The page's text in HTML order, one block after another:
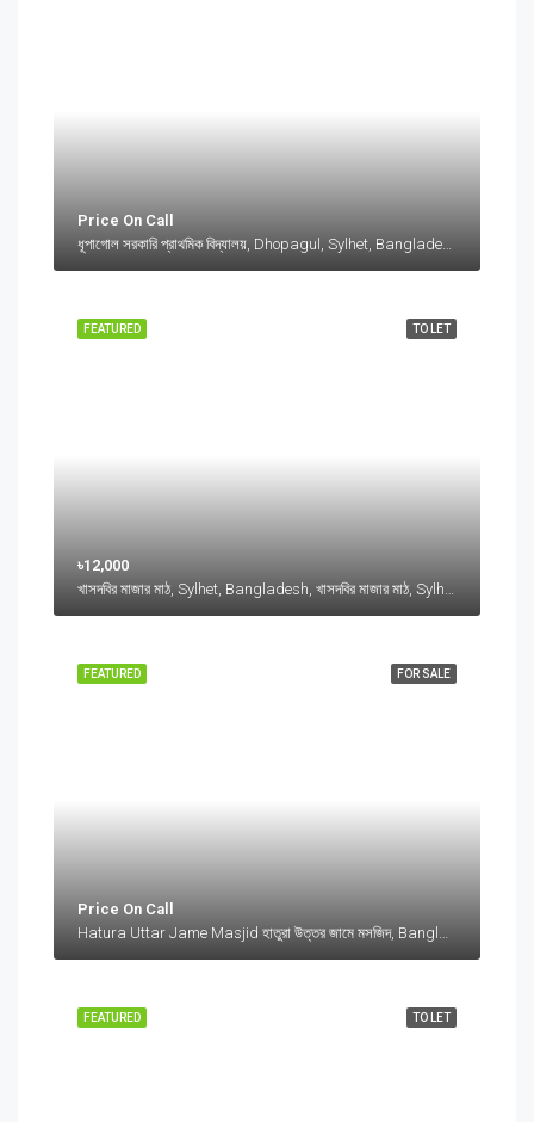
Price On Call
ধূপাগোল সরকারি প্রাথমিক বিদ্যালয়, Dhopagul, Sylhet, Bangladesh, ধূপাগোল সরকারি প্রাথমিক বিদ্যালয়, Dhopagul, Sylhet, Bangladesh, Dhopagul, Sylhet Division
TO LET
FEATURED
৳12,000
FOR SALE
FEATURED
Price On Call
Hatura Uttar Jame Masjid হাতুরা উত্তর জামে মসজিদ, Bangladesh, Hatura Uttar Jame Masjid হাতুরা উত্তর জামে মসজিদ, Bangladesh, Sylhet Division
TO LET
FEATURED